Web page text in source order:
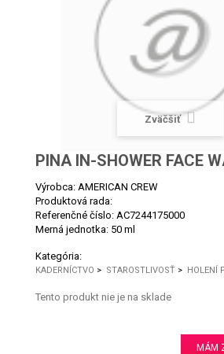
Zväčšiť
PINA IN-SHOWER FACE
Výrobca: AMERICAN CREW
Produktová rada:
Referenčné číslo: AC7244175000
Merná jednotka: 50 ml
Kategória:
KADERNÍCTVO > STAROSTLIVOSŤ > HOLENÍ
Tento produkt nie je na sklade
MÁM